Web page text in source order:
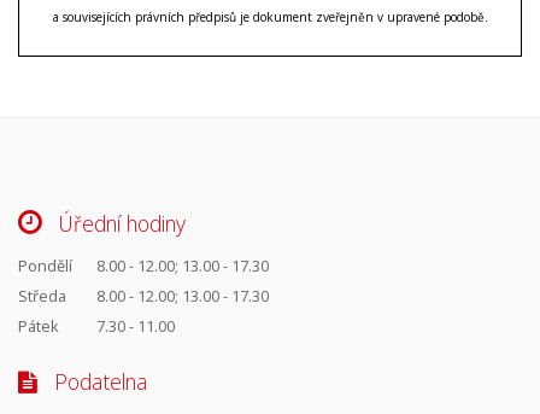
a souvisejících právních předpisů je dokument zveřejněn v upravené podobě.
Úřední hodiny
Pondělí
8.00 - 12.00; 13.00 - 17.30
Středa
8.00 - 12.00; 13.00 - 17.30
Pátek
7.30 - 11.00
Podatelna